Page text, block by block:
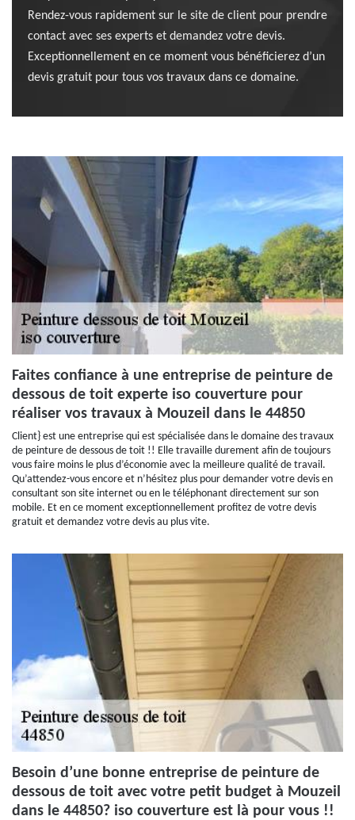
Rendez-vous rapidement sur le site de client pour prendre
contact avec ses experts et demandez votre devis.
Exceptionnellement en ce moment vous bénéficierez d’un
devis gratuit pour tous vos travaux dans ce domaine.
Faites confiance à une entreprise de peinture de
dessous de toit experte iso couverture pour
réaliser vos travaux à Mouzeil dans le 44850
Client} est une entreprise qui est spécialisée dans le domaine des travaux
de peinture de dessous de toit !! Elle travaille durement afin de toujours
vous faire moins le plus d’économie avec la meilleure qualité de travail.
Qu’attendez-vous encore et n’hésitez plus pour demander votre devis en
consultant son site internet ou en le téléphonant directement sur son
mobile. Et en ce moment exceptionnellement profitez de votre devis
gratuit et demandez votre devis au plus vite.
Besoin d’une bonne entreprise de peinture de
dessous de toit avec votre petit budget à Mouzeil
dans le 44850? iso couverture est là pour vous !!